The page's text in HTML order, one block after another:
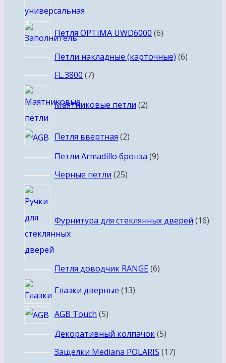
Петля OPTIMA UWD6000 66
Петли накладные (карточные) 66
FL.3800 77
Маятниковые петли 2товара
Петля ввертная 22
товара
Петли Armadillo бронза 99
Черные петли 2525
Фурнитура для стеклянных дверей 16
Петля доводчик RANGE 66
Глазки дверные 1313
AGB Touch 55
товаров
Декоративный колпачок 55
товаров
Защелки Mediana POLARIS 1717